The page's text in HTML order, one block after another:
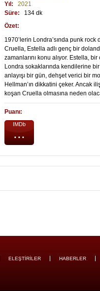
Yıl:
2021
Süre:
134 dk
Özet:
1970’lerin Londra’sında punk
Cruella, Estella adlı genç bir
zamanlarını konu alıyor. Estella,
Londra sokaklarında kendilerine
anlayışı bir gün, dehşet verici bir
Hellman’ın dikkatini çeker. Ancak
koşan Cruella olmasına neden
Puanı:
IMDb
...
ELEŞTİRİLER HABERLER